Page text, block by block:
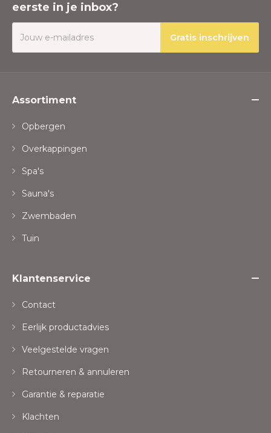
eerste in je inbox?
Gratis inschrijven
Assortiment
Opbergen
Overkappingen
Spa's
Sauna's
Zwembaden
Tuin
Klantenservice
Contact
Eerlijk productadvies
Veelgestelde vragen
Retourneren & annuleren
Garantie & reparatie
Klachten